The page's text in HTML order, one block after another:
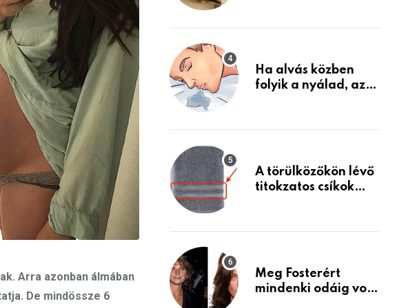
Arra azonban álmában
De mindössze 6
holmiját – amit
életemet
Ha alvás közben
folyik a nyálad, az
A törülközőkön lévő
titokzatos csíkok
Meg Fosterért
mindenki odáig volt